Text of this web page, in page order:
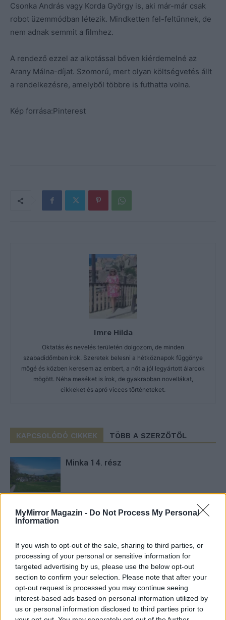
MyMirror Magazin - Do Not Process My Personal
Information
If you wish to opt-out of the sale, sharing to third parties, or
processing of your personal or sensitive information for
targeted advertising by us, please use the below opt-out
section to confirm your selection. Please note that after your
opt-out request is processed you may continue seeing
interest-based ads based on personal information utilized by
us or personal information disclosed to third parties prior to
Csonka András vagy Korda György is, aki már-már csak
robot üzemmódban létezik. Mindketten fel-feltűnnek, de
nem adnak semmit a filmhez.
A rendező ezzel az alkotással bőven kiérdemelné az
Arany Málna-díjat. Szomorú, mert olyan költségvetés állt
a rendelkezésre, amelyből többre is futhatta volna.
Kép forrása:Pinterest
Imre Hilda
Oktatás és nevelés területén dolgozom, de minden
szabadidőmben írok. Szeretek belesni a hétköznapok függönye
mögé és közben keresem az embert, a nőt a jól legyártott álarcok
mögött. Néha meséket is írok, de gyakrabban novellákat,
cikkeket és apró vicces történeteket.
KAPCSOLÓDÓ CIKKEK TÖBB A SZERZŐTŐL
Minka 14. rész
Minka 13. rész
Halál a Tresco-szigeten – A Josh
Clayton-ügy